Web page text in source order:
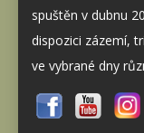
spuštěn v dubnu
dispozici zázemí,
ve vybrané dny